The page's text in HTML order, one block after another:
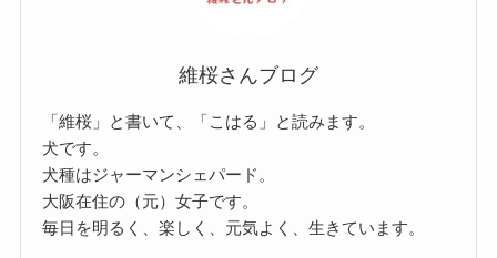
維桜さんブログ
「維桜」と書いて、「こはる」と読みます。
犬です。
犬種はジャーマンシェパード。
大阪在住の（元）女子です。
毎日を明るく、楽しく、元気よく、生きています。